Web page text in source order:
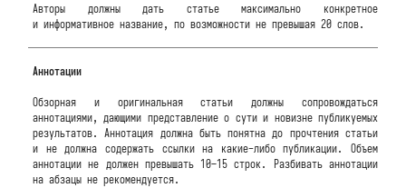
Авторы должны дать статье максимально конкретное
и информативное название, по возможности не превышая 20 слов.
Аннотации
Обзорная и оригинальная статьи должны сопровождаться
аннотациями, дающими представление о сути и новизне публикуемых
результатов. Аннотация должна быть понятна до прочтения статьи
и не должна содержать ссылки на какие-либо публикации. Объем
аннотации не должен превышать 10–15 строк. Разбивать аннотации
на абзацы не рекомендуется.